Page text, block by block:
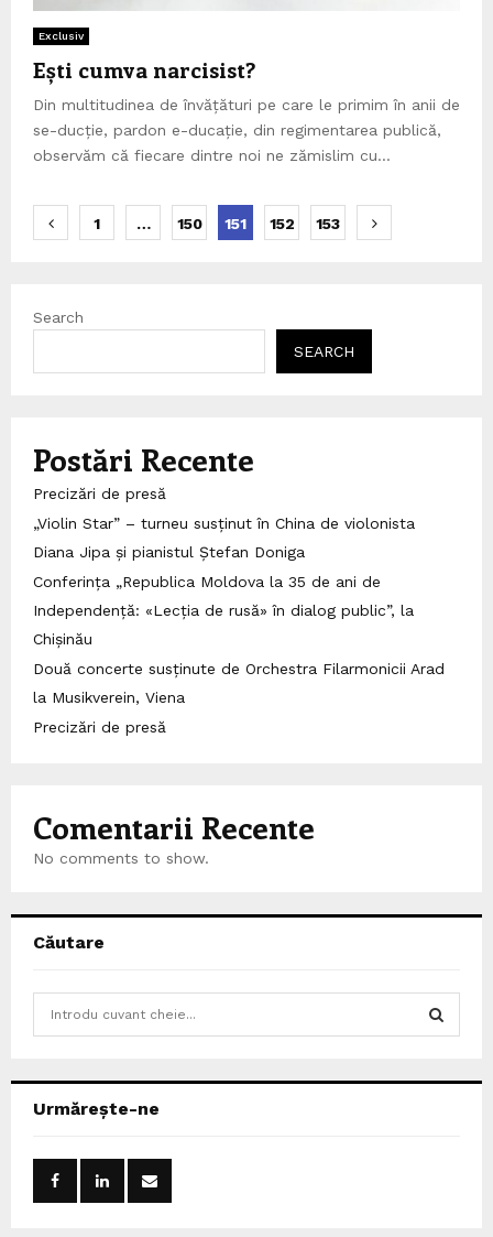
Exclusiv
Ești cumva narcisist?
Din multitudinea de învățături pe care le primim în anii de
se-ducție, pardon e-ducație, din regimentarea publică,
observăm că fiecare dintre noi ne zămislim cu...
Posts
1 … 150 151 152 153
Search
SEARCH
Postări Recente
Precizări de presă
„Violin Star” – turneu susținut în China de violonista
Diana Jipa și pianistul Ștefan Doniga
Conferința „Republica Moldova la 35 de ani de
Independență: «Lecția de rusă» în dialog public”, la
Chișinău
Două concerte susținute de Orchestra Filarmonicii Arad
la Musikverein, Viena
Precizări de presă
Comentarii Recente
No comments to show.
Căutare
h
o
Urmărește-ne